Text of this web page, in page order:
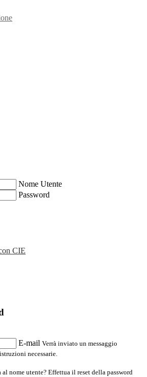
Nome Utente
Password
CIE
E-mail Verrà inviato un messaggio
necessarie.
nome utente? Effettua il reset della password